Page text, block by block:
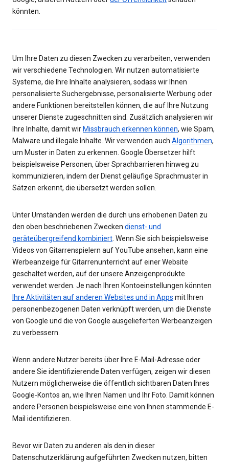
könnten.
Um Ihre Daten zu diesen Zwecken zu verarbeiten, verwenden
wir verschiedene Technologien. Wir nutzen automatisierte
Systeme, die Ihre Inhalte analysieren, sodass wir Ihnen
personalisierte Suchergebnisse, personalisierte Werbung oder
andere Funktionen bereitstellen können, die auf Ihre Nutzung
unserer Dienste zugeschnitten sind. Zusätzlich analysieren wir
Ihre Inhalte, damit wir Missbrauch erkennen können, wie Spam,
Malware und illegale Inhalte. Wir verwenden auch Algorithmen,
um Muster in Daten zu erkennen. Google Übersetzer hilft
beispielsweise Personen, über Sprachbarrieren hinweg zu
kommunizieren, indem der Dienst geläufige Sprachmuster in
Sätzen erkennt, die übersetzt werden sollen.
Unter Umständen werden die durch uns erhobenen Daten zu
den oben beschriebenen Zwecken dienst- und
geräteübergreifend kombiniert . Wenn Sie sich beispielsweise
Videos von Gitarrenspielern auf YouTube ansehen, kann eine
Werbeanzeige für Gitarrenunterricht auf einer Website
geschaltet werden, auf der unsere Anzeigenprodukte
verwendet werden. Je nach Ihren Kontoeinstellungen könnten
Ihre Aktivitäten auf anderen Websites und in Apps mit Ihren
personenbezogenen Daten verknüpft werden, um die Dienste
von Google und die von Google ausgelieferten Werbeanzeigen
zu verbessern.
Wenn andere Nutzer bereits über Ihre E-Mail-Adresse oder
andere Sie identifizierende Daten verfügen, zeigen wir diesen
Nutzern möglicherweise die öffentlich sichtbaren Daten Ihres
Google-Kontos an, wie Ihren Namen und Ihr Foto. Damit können
andere Personen beispielsweise eine von Ihnen stammende E-
Mail identifizieren.
Bevor wir Daten zu anderen als den in dieser
Datenschutzerklärung aufgeführten Zwecken nutzen, bitten